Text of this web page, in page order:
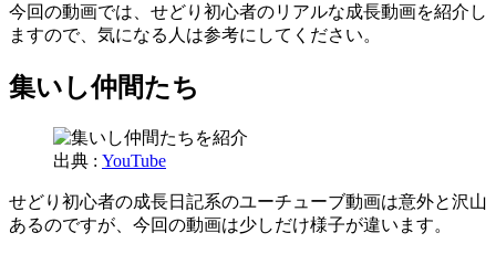
今回の動画では、せどり初心者のリアルな成長動画を紹介し
ますので、気になる人は参考にしてください。
集いし仲間たち
出典 : YouTube
せどり初心者の成長日記系のユーチューブ動画は意外と沢山
あるのですが、今回の動画は少しだけ様子が違います。